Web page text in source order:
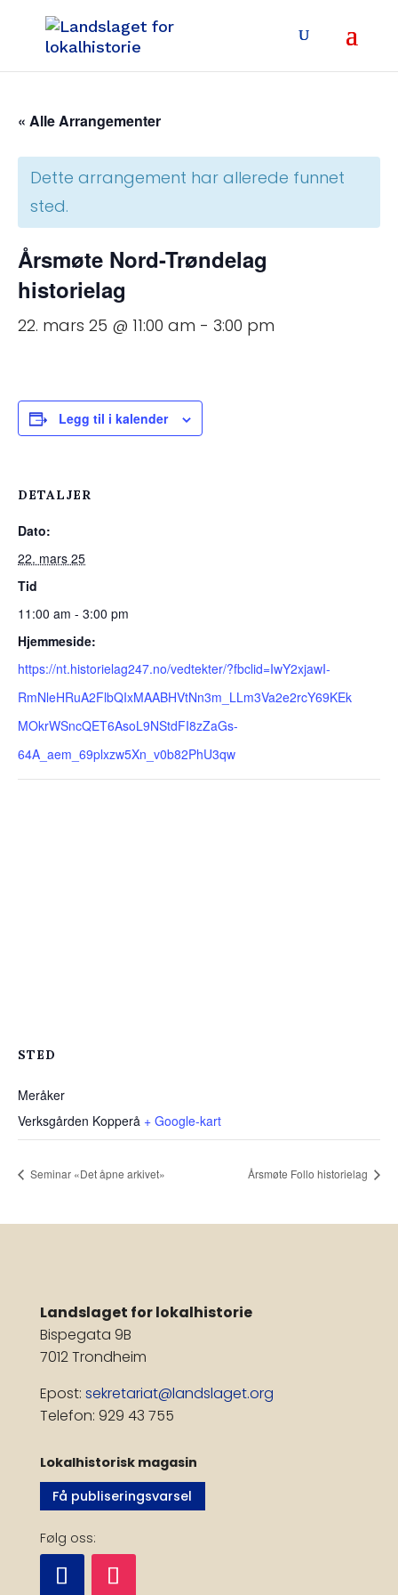
« Alle Arrangementer
Dette arrangement har allerede funnet
sted.
Årsmøte Nord-Trøndelag
historielag
22. mars 25 @ 11:00 am - 3:00 pm
Legg til i kalender
DETALJER
Dato:
22. mars 25
Tid
11:00 am - 3:00 pm
Hjemmeside:
https://nt.historielag247.no/vedtekter/?fbclid=IwY2xjawI-
RmNleHRuA2FlbQIxMAABHVtNn3m_LLm3Va2e2rcY69KEk
MOkrWSncQET6AsoL9NStdFI8zZaGs-
64A_aem_69plxzw5Xn_v0b82PhU3qw
STED
Meråker
Verksgården Kopperå + Google-kart
Seminar «Det åpne arkivet» Årsmøte Follo historielag
Landslaget for lokalhistorie
Bispegata 9B
7012 Trondheim
Epost: sekretariat@landslaget.org
Telefon: 929 43 755
Lokalhistorisk magasin
Få publiseringsvarsel
Følg oss: